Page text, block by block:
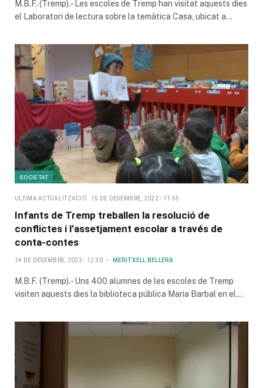
M.B.F. (Tremp).- Les escoles de Tremp han visitat aquests dies
el Laboratori de lectura sobre la temàtica Casa, ubicat a…
SOCIETAT
ULTIMA ACTUALITZACIÓ 15 DE DESEMBRE, 2022 - 11:55
Infants de Tremp treballen la resolució de
conflictes i l’assetjament escolar a través de
conta-contes
14 DE DESEMBRE, 2022 - 12:30 MERITXELL BELLERA
M.B.F. (Tremp).- Uns 400 alumnes de les escoles de Tremp
visiten aquests dies la biblioteca pública Maria Barbal en el…